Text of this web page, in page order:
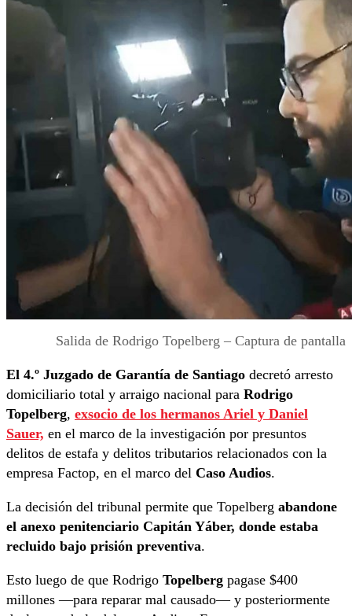
Salida de Rodrigo Topelberg – Captura de pantalla
El 4.º Juzgado de Garantía de Santiago decretó arresto
domiciliario total y arraigo nacional para Rodrigo
Topelberg, exsocio de los hermanos Ariel y Daniel
Sauer, en el marco de la investigación por presuntos
delitos de estafa y delitos tributarios relacionados con la
empresa Factop, en el marco del Caso Audios.
La decisión del tribunal permite que Topelberg abandone
el anexo penitenciario Capitán Yáber, donde estaba
recluido bajo prisión preventiva.
Esto luego de que Rodrigo Topelberg pagase $400
millones —para reparar mal causado— y posteriormente